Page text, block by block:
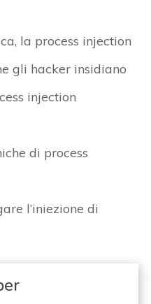
la process injection
gli hacker insidiano
injection
di process
l’iniezione di